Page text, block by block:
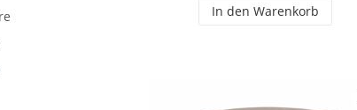
In den Warenkorb